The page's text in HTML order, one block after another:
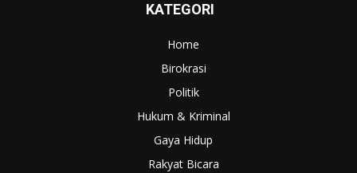
KATEGORI
Home
Birokrasi
Politik
Hukum & Kriminal
Gaya Hidup
Rakyat Bicara